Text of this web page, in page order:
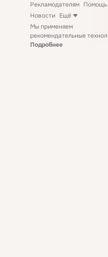
Рекламодателям Помощь
Новости Ещё
Мы применяем
рекомендательные
Подробнее